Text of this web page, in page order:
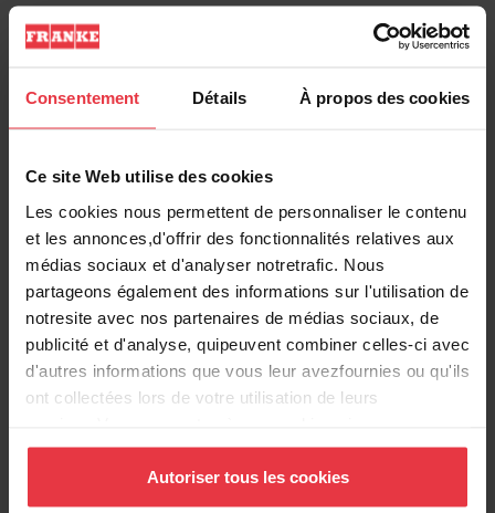
Consentement Détails À propos des cookies
Ce site Web utilise des cookies
Les cookies nous permettent de personnaliser le contenu
et les annonces,d'offrir des fonctionnalités relatives aux
médias sociaux et d'analyser notretrafic. Nous
partageons également des informations sur l'utilisation de
notresite avec nos partenaires de médias sociaux, de
publicité et d'analyse, quipeuvent combiner celles-ci avec
d'autres informations que vous leur avezfournies ou qu'ils
ont collectées lors de votre utilisation de leurs
continuez à utiliser notre site Web.
Autoriser tous les cookies
EAN/UPC
Type de matériau Acier inoxydable
Nombre de cuvettes